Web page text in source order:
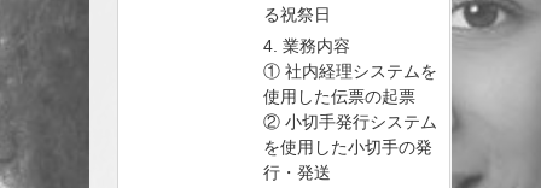
る祝祭日
4. 業務内容
① 社内経理システムを
使用した伝票の起票
② 小切手発行システム
を使用した小切手の発
行・発送